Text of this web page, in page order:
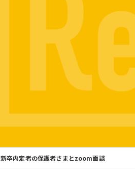
新卒内定者の保護者さまとzoom面談